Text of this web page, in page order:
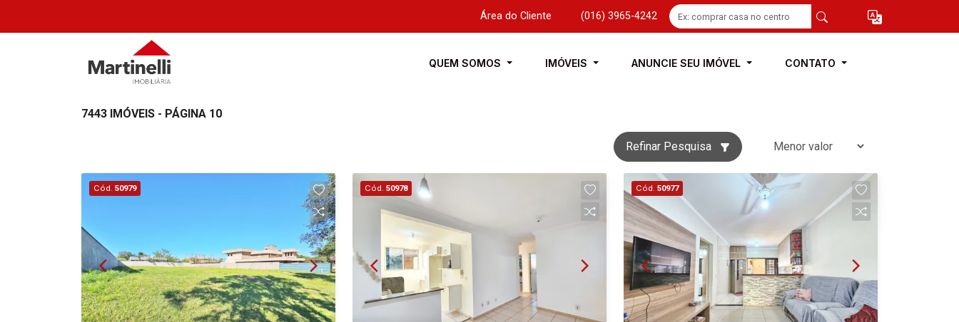
Área do Cliente (016) 3965-4242
QUEM SOMOS IMÓVEIS ANUNCIE SEU IMÓVEL CONTATO
7443 IMÓVEIS - PÁGINA 10
Refinar Pesquisa
Cód. 50979 Cód. 50978 Cód. 50977